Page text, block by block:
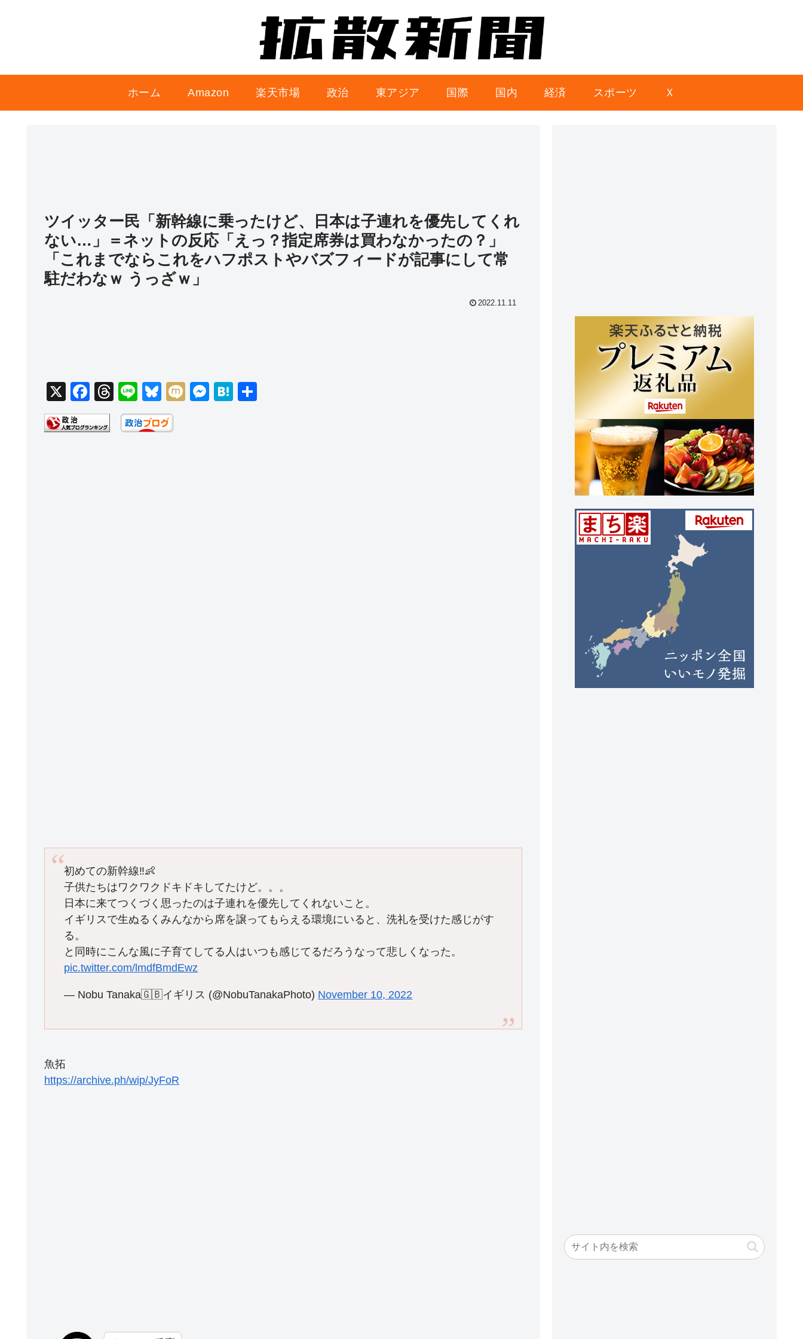
ホーム Amazon 楽天市場 政治 東アジア 国際 国内 経済 スポーツ Ｘ
ツイッター民「新幹線に乗ったけど、日本は子連れを優先してくれ
ない…」＝ネットの反応「えっ？指定席券は買わなかったの？」
「これまでならこれをハフポストやバズフィードが記事にして常
駐だわなｗ うっざｗ」
2022.11.11
X
F
a
c
T
hr
e
Li
n
e
Bl
u
e
M
M
H
初めての新幹線‼️👶
子供たちはワクワクドキドキしてたけど。。。
日本に来てつくづく思ったのは子連れを優先してくれないこと。
イギリスで生ぬるくみんなから席を譲ってもらえる環境にいると、洗礼を受けた感じがす
る。
と同時にこんな風に子育てしてる人はいつも感じてるだろうなって悲しくなった。
pic.twitter.com/lmdfBmdEwz
— Nobu Tanaka🇬🇧イギリス (@NobuTanakaPhoto) November 10, 2022
魚拓
https://archive.ph/wip/JyFoR